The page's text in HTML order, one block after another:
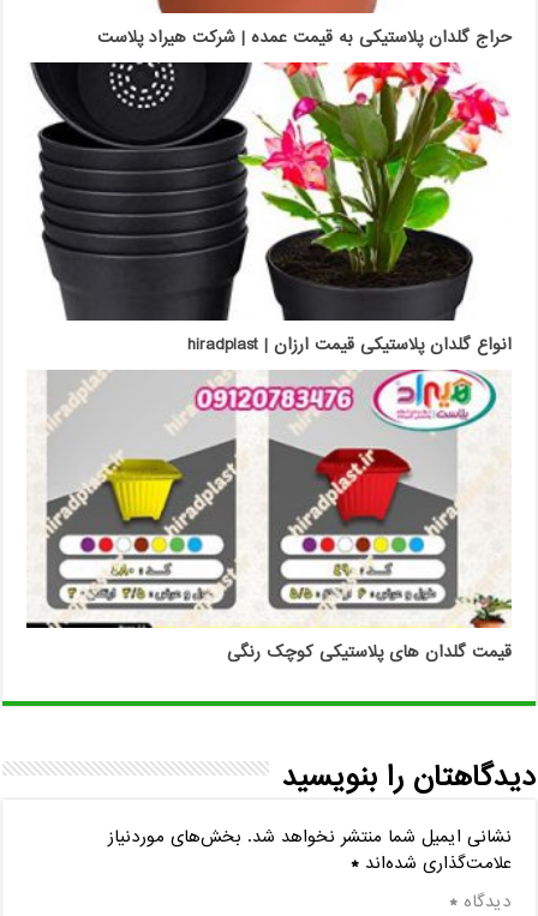
حراج گلدان پلاستیکی به قیمت عمده | شرکت هیراد پلاست
انواع گلدان پلاستیکی قیمت ارزان | hiradplast
قیمت گلدان های پلاستیکی کوچک رنگی
دیدگاهتان را بنویسید
نشانی ایمیل شما منتشر نخواهد شد. بخش‌های موردنیاز
علامت‌گذاری شده‌اند*
دیدگاه*